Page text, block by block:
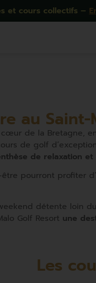
et cours collectifs –
au Saint-
de la Bretagne,
de golf
de relaxation
pourront profiter
détente loin
Golf Resort une
Les